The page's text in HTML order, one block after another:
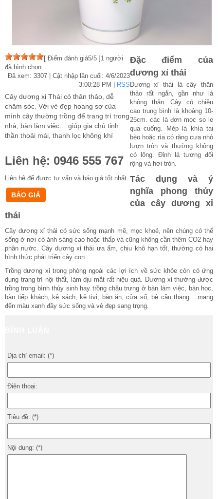
[ Điểm đánh giá5/5 ] 1 người
đã bình chọn
Đã xem: 3307| Cật nhập lần cuối: 4/6/2023
3:00:28 PM
RSS
Cây dương xỉ Thái có thân thảo, dễ
chăm sóc. Với vẻ đẹp hoang sơ của
mình cây thường trồng để trang trí trong
nhà, bàn làm việc… giúp gia chủ tinh
thần thoải mái, thanh lọc không khí
Liên hệ: 0946 555 767
Liên hệ để được tư vấn và báo giá tốt nhất.
Đặc điểm của
dương xỉ thái
Dương xỉ thái là cây thân
thảo rất ngắn, gần như là
không thân. Cây có chiều
cao trung bình là khoảng 10-
25cm. các lá đơn mọc so le
qua cuống. Mép lá khía tai
bèo hoặc rìa có răng cưa nhỏ
lượn tròn và thường không
có lông. Đỉnh lá tương đối
rộng và hơi tròn.
Tác dụng và ý
nghĩa phong thủy
của cây dương xỉ
thái
Cây dương xỉ thái có sức sống mạnh mẽ, mọc khoẻ, nên chúng có thể
sống ở nơi có ánh sáng cao hoặc thấp và cũng không cần thêm CO2 hay
phân nước. Cây dương xỉ thái ưa ẩm, chịu khô hạn tốt, thường có hai
hình thức phát triển cây con.
Trồng dương xỉ trong phòng ngoài các lợi ích về sức khỏe còn có ứng
dụng trang trí nội thất, làm dịu mắt rất hiệu quả. Dương xỉ thường được
trồng trong bình thủy sinh hay trồng chậu trưng ở bàn làm việc, bàn học,
bàn tiếp khách, kệ sách, kệ tivi, bàn ăn, cửa sổ, bệ cầu thang….mang
đến màu xanh đầy sức sống và vẻ đẹp sang trọng.
Địa chỉ email: (*)
Điện thoại:
Tiêu đề: (*)
Nội dung: (*)